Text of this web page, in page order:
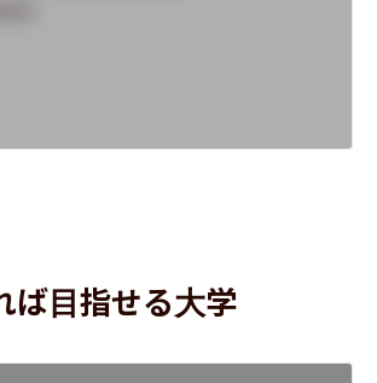
ば目指せる大学